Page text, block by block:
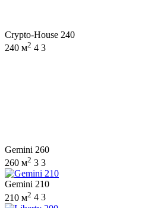
Crypto-House 240
240 м2 4 3
Gemini 260
260 м2 3 3
Gemini 210
210 м2 4 3